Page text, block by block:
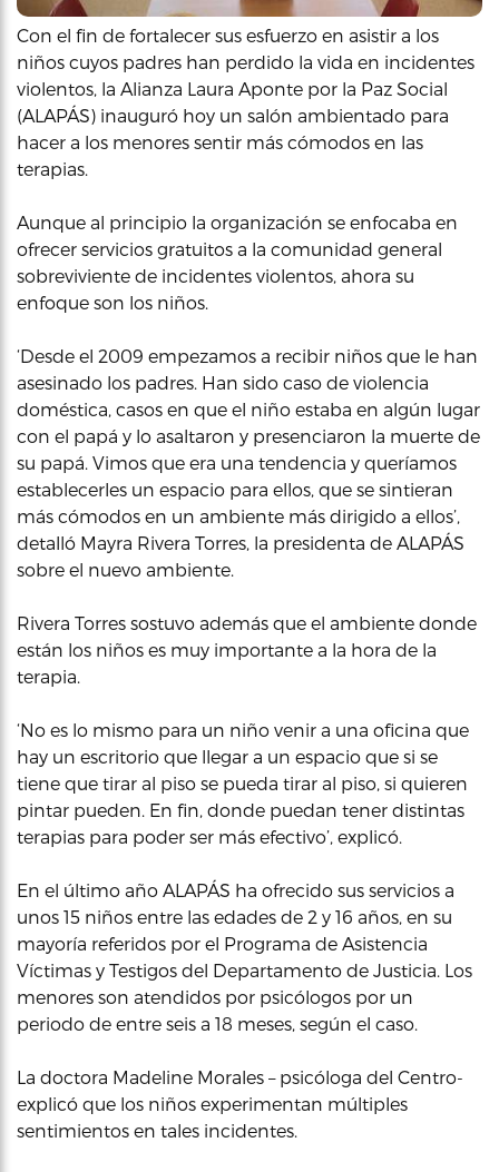
Con el fin de fortalecer sus esfuerzo en asistir a los
niños cuyos padres han perdido la vida en incidentes
violentos, la Alianza Laura Aponte por la Paz Social
(ALAPÁS) inauguró hoy un salón ambientado para
hacer a los menores sentir más cómodos en las
terapias.
Aunque al principio la organización se enfocaba en
ofrecer servicios gratuitos a la comunidad general
sobreviviente de incidentes violentos, ahora su
enfoque son los niños.
‘Desde el 2009 empezamos a recibir niños que le han
asesinado los padres. Han sido caso de violencia
doméstica, casos en que el niño estaba en algún lugar
con el papá y lo asaltaron y presenciaron la muerte de
su papá. Vimos que era una tendencia y queríamos
establecerles un espacio para ellos, que se sintieran
más cómodos en un ambiente más dirigido a ellos’,
detalló Mayra Rivera Torres, la presidenta de ALAPÁS
sobre el nuevo ambiente.
Rivera Torres sostuvo además que el ambiente donde
están los niños es muy importante a la hora de la
terapia.
‘No es lo mismo para un niño venir a una oficina que
hay un escritorio que llegar a un espacio que si se
tiene que tirar al piso se pueda tirar al piso, si quieren
pintar pueden. En fin, donde puedan tener distintas
terapias para poder ser más efectivo’, explicó.
En el último año ALAPÁS ha ofrecido sus servicios a
unos 15 niños entre las edades de 2 y 16 años, en su
mayoría referidos por el Programa de Asistencia
Víctimas y Testigos del Departamento de Justicia. Los
menores son atendidos por psicólogos por un
periodo de entre seis a 18 meses, según el caso.
La doctora Madeline Morales – psicóloga del Centro-
explicó que los niños experimentan múltiples
sentimientos en tales incidentes.